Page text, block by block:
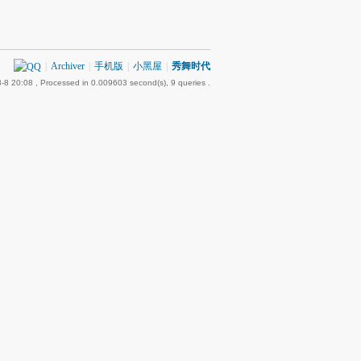
Archiver 手机版 小黑屋 秀舞时代
8 20:08 , Processed in 0.009603 second(s), 9 queries .